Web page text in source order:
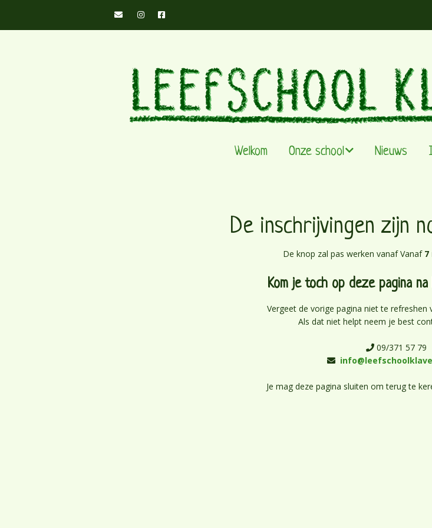
Welkom Onze school
De leefgroepen
Team
Praktische info
Ouderparticipatie
Nieuws
De inschrijvingen zijn
De knop zal pas werken vanaf Vanaf 7
Kom je toch op deze pagina
Vergeet de vorige pagina niet te refreshen
Als dat niet helpt neem je best
09/371 57 79

Je mag deze pagina sluiten om terug te